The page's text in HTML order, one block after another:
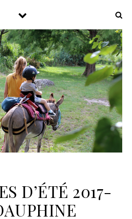
D’ÉTÉ 2017-